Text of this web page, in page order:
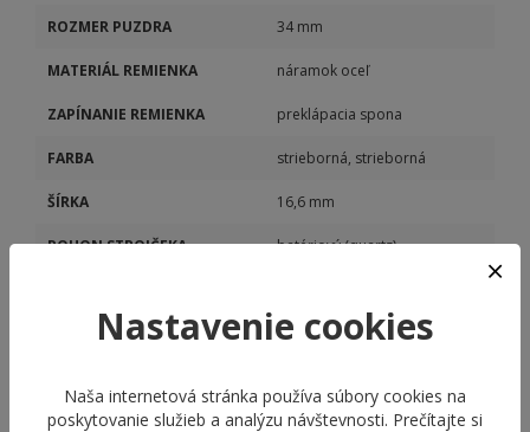
ROZMER PUZDRA 34 mm
MATERIÁL REMIENKA náramok oceľ
ZAPÍNANIE REMIENKA preklápacia spona
FARBA strieborná, strieborná
ŠÍRKA 16,6 mm
POHON STROJČEKA batériový (quartz)
KALIBER STROJČEKA M763
Nastavenie cookies
Naša internetová stránka používa súbory cookies na
poskytovanie služieb a analýzu návštevnosti. Prečítajte si